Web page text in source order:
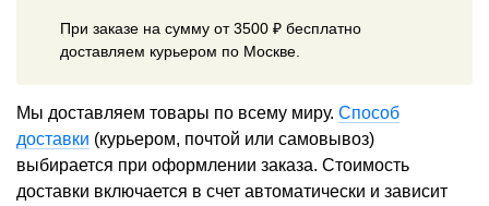
При заказе на сумму от 3500 ₽ бесплатно
доставляем курьером по Москве.
Мы доставляем товары по всему миру. Способ
доставки (курьером, почтой или самовывоз)
выбирается при оформлении заказа. Стоимость
доставки включается в счет автоматически и зависит